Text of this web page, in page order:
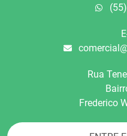
Rua
Frederico